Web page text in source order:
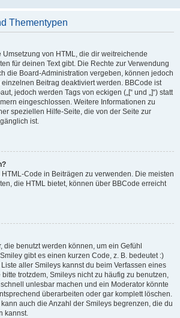
Thementypen
Umsetzung von HTML, die dir weitreichende
für deinen Text gibt. Die Rechte zur Verwendung
die Board-Administration vergeben, können jedoch
Beitrag deaktiviert werden. BBCode ist
jedoch werden Tags von eckigen („[“ und „]“) statt
eingeschlossen. Weitere Informationen zu
speziellen Hilfe-Seite, die von der Seite zur
ist.
Code in Beiträgen zu verwenden. Die meisten
die HTML bietet, können über BBCode erreicht
die benutzt werden können, um ein Gefühl
gibt es einen kurzen Code, z. B. bedeutet :)
aller Smileys kannst du beim Verfassen eines
bitte trotzdem, Smileys nicht zu häufig zu benutzen,
unlesbar machen und ein Moderator könnte
überarbeiten oder gar komplett löschen.
auch die Anzahl der Smileys begrenzen, die du
kannst.